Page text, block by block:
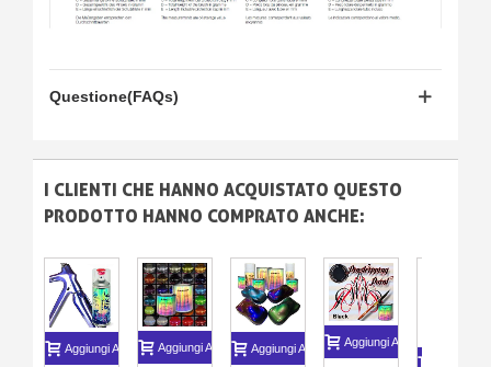
Questione(FAQs)
I CLIENTI CHE HANNO ACQUISTATO QUESTO
PRODOTTO HANNO COMPRATO ANCHE:
Aggiungi Al CarrelloAggiungi Al CarrelloAggiungi Al Carrello
Aggiungi Al Carrello